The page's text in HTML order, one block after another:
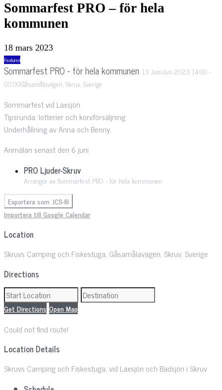
Sommarfest PRO – för hela
kommunen
18 mars 2023
Featured
Sommarfest PRO - för hela kommunen 13 JuniJun 2023 14:00 -
00:00Gåsamålavägen, Skruv, Sverige
Sommarfest vid Laxsjön
Tipsrunda, lotterier och korvförsäljning.
Underhållning av Anna och Benny.
Anmälan senast den 6 juni
PRO Ljuder-Skruv
Arrangör av Sommarfest PRO - för hela kommunen
Exportera som .ICS-fil
Importera till Google Calendar
Location
Skruvs Camping och Fiskestuga, Gåsamålavägen, Skruv, Sverige
Directions
Get Directions Open Map
Could not find route!
Location Details
Skruvs Camping och Fiskestuga, vid Laxsjön och Badsjön i Skruv